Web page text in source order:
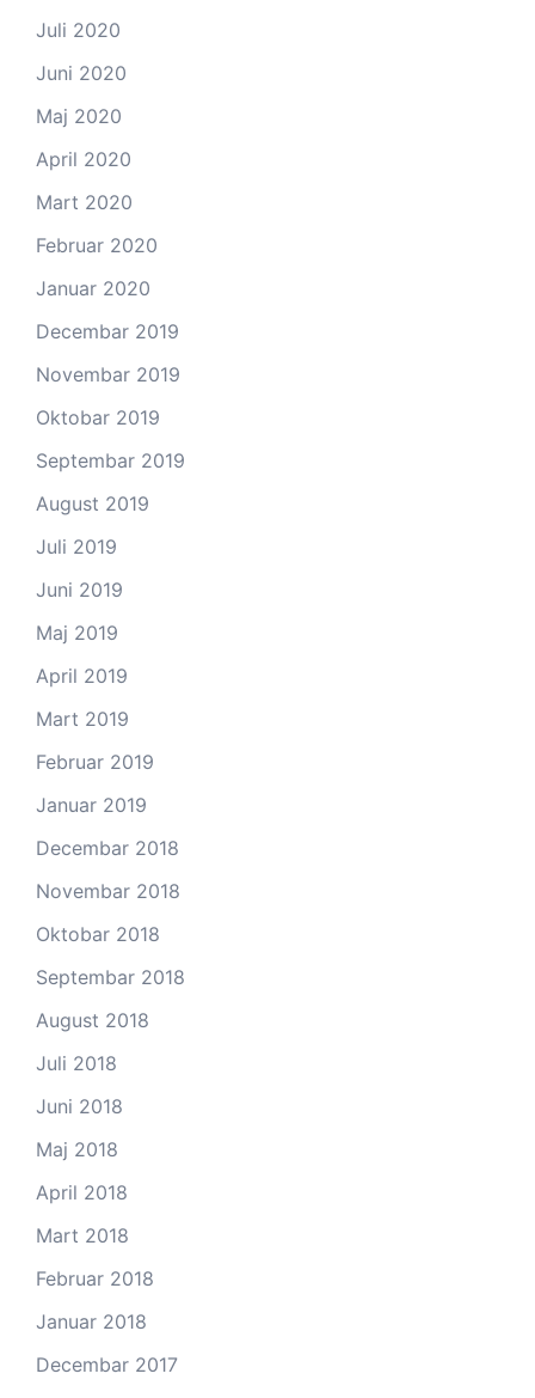
Juli 2020
Juni 2020
Maj 2020
April 2020
Mart 2020
Februar 2020
Januar 2020
Decembar 2019
Novembar 2019
Oktobar 2019
Septembar 2019
August 2019
Juli 2019
Juni 2019
Maj 2019
April 2019
Mart 2019
Februar 2019
Januar 2019
Decembar 2018
Novembar 2018
Oktobar 2018
Septembar 2018
August 2018
Juli 2018
Juni 2018
Maj 2018
April 2018
Mart 2018
Februar 2018
Januar 2018
Decembar 2017